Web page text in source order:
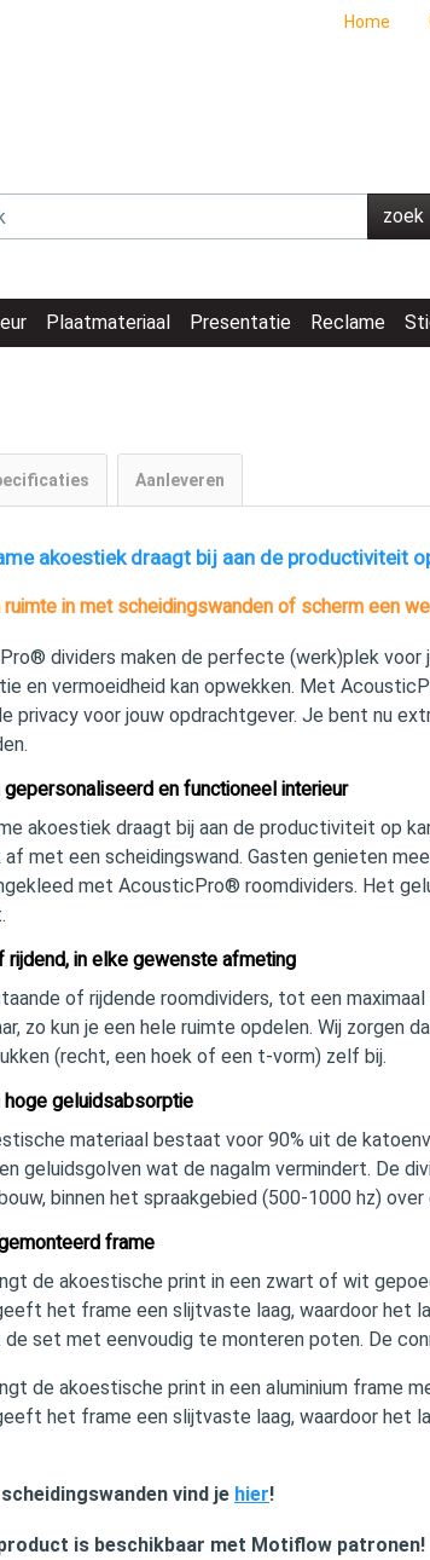
Home
zoek
Plaatmateriaal Presentatie Reclame
Aanleveren
akoestiek draagt bij aan de productiviteit
in met scheidingswanden of scherm een
dividers maken de perfecte (werk)plek voor
en vermoeidheid kan opwekken. Met
privacy voor jouw opdrachtgever. Je bent nu
en functioneel interieur
akoestiek draagt bij aan de productiviteit op
met een scheidingswand. Gasten genieten
met AcousticPro® roomdividers. Het
rijdend, in elke gewenste afmeting
of rijdende roomdividers, tot een
zo kun je een hele ruimte opdelen. Wij zorgen
(recht, een hoek of een t-vorm) zelf bij.
geluidsabsorptie
materiaal bestaat voor 90% uit de
geluidsgolven wat de nagalm vermindert. De
binnen het spraakgebied (500-1000 hz) over
frame
de akoestische print in een zwart of wit
het frame een slijtvaste laag, waardoor het
set met eenvoudig te monteren poten. De
de akoestische print in een aluminium frame
het frame een slijtvaste laag, waardoor het
vind je hier!
is beschikbaar met Motiflow patronen!